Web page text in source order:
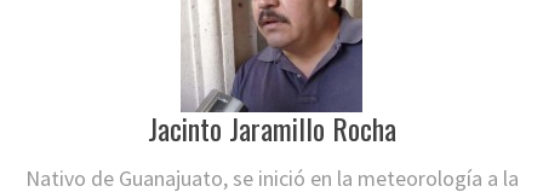
Jacinto Jaramillo Rocha
Nativo de Guanajuato, se inició en la meteorología a la